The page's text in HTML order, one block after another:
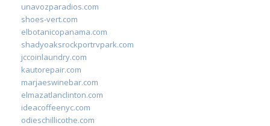
unavozparadios.com
shoes-vert.com
elbotanicopanama.com
shadyoaksrockportrvpark.com
jccoinlaundry.com
kautorepair.com
marjaeswinebar.com
elmazatlanclinton.com
ideacoffeenyc.com
odieschillicothe.com